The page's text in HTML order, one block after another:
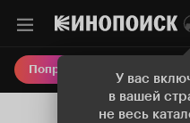
У вас
в вашей
не весь
Попробовать Плюс